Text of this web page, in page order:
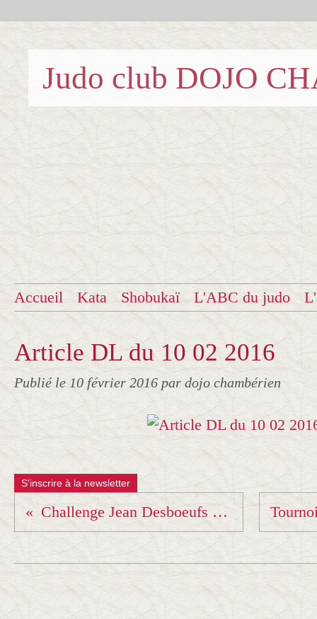
Judo club DOJO
Accueil Kata Shobukaï L'ABC du judo
Article DL du 10 02 2016
Publié le 10 février 2016 par dojo chambérien
S'inscrire à la newsletter
Challenge Jean Desboeufs et Master Benjamins du 7 2 2016